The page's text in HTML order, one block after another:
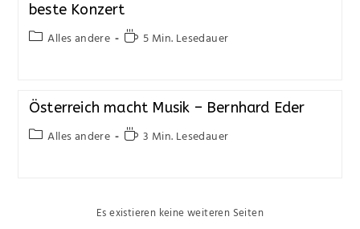
beste Konzert
Alles andere 5 Min. Lesedauer
Österreich macht Musik – Bernhard Eder
Alles andere 3 Min. Lesedauer
Es existieren keine weiteren Seiten